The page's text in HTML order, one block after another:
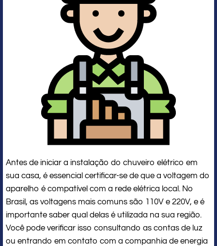
Antes de iniciar a instalação do chuveiro elétrico em
sua casa, é essencial certificar-se de que a voltagem do
aparelho é compatível com a rede elétrica local. No
Brasil, as voltagens mais comuns são 110V e 220V, e é
importante saber qual delas é utilizada na sua região.
Você pode verificar isso consultando as contas de luz
ou entrando em contato com a companhia de energia